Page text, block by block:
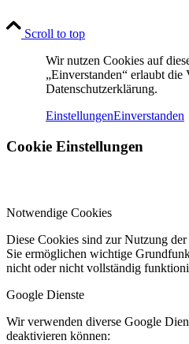
Scroll to top
Wir nutzen Cookies auf
„Einverstanden“ erlaubt die
Datenschutzerklärung.
EinstellungenEinverstanden
Cookie Einstellungen
Notwendige Cookies
Diese Cookies sind zur Nutzung
Sie ermöglichen wichtige
nicht oder nicht vollständig
Google Dienste
Wir verwenden diverse Google
deaktivieren können: